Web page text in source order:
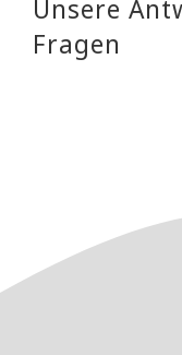
Unsere
Fragen